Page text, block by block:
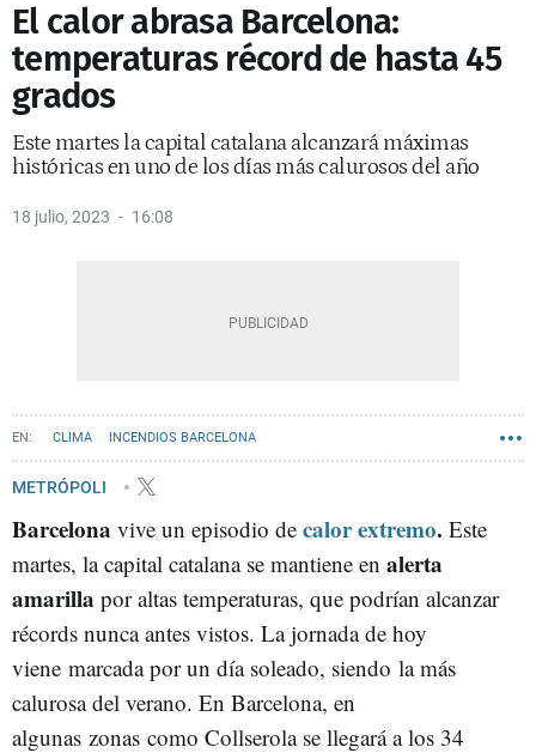
El calor abrasa Barcelona:
temperaturas récord de hasta 45
grados
Este martes la capital catalana alcanzará máximas
históricas en uno de los días más calurosos del año
18 julio, 2023 16:08
CLIMA INCENDIOS BARCELONA
METRÓPOLI
Barcelona vive un episodio de calor extremo. Este
martes, la capital catalana se mantiene en alerta
amarilla por altas temperaturas, que podrían alcanzar
récords nunca antes vistos. La jornada de hoy
viene marcada por un día soleado, siendo la más
calurosa del verano. En Barcelona, en
algunas zonas como Collserola se llegará a los 34